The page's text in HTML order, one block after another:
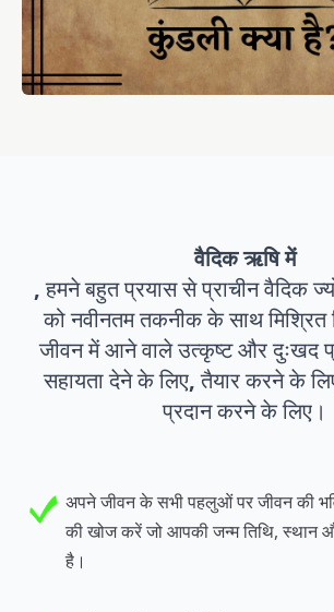
वैदिक ऋषि में
, हमने बहुत प्रयास से प्राचीन वैदिक
को नवीनतम तकनीक के साथ
जीवन में आने वाले उत्कृष्ट और दुःखद
सहायता देने के लिए, तैयार करने के
प्रदान करने के लिए।
अपने जीवन के सभी पहलुओं पर जीवन की
की खोज करें जो आपकी जन्म तिथि, स्थान
है।